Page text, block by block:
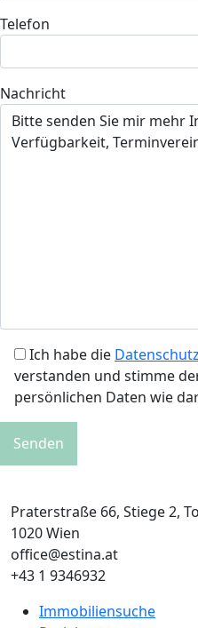
Telefon
Nachricht
Ich habe die
verstanden und stimme
persönlichen Daten wie
Praterstraße 66, Stiege 2,
1020 Wien
office@estina.at
+43 1 9346932
Immobiliensuche